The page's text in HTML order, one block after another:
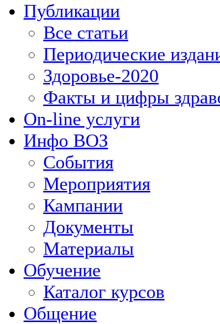
Публикации
Все статьи
Периодические
Здоровье-2020
Факты и цифры
On-line услуги
Инфо ВОЗ
События
Мероприятия
Кампании
Документы
Материалы
Обучение
Каталог курсов
Общение